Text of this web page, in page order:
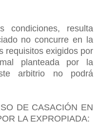
condiciones, resulta
no concurre en la
requisitos exigidos por
planteada por la
arbitrio no podrá
DE CASACIÓN EN
LA EXPROPIADA: